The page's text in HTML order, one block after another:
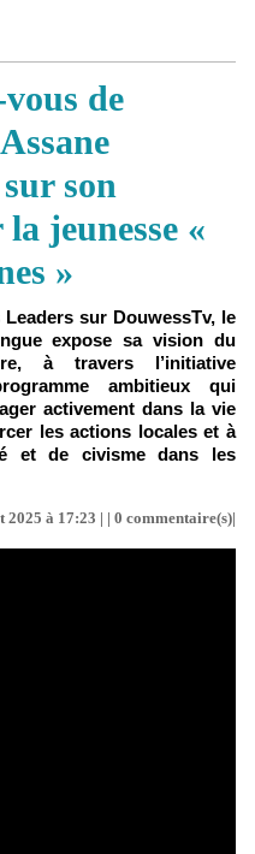
de
son
jeunesse «
»
sur DouwessTv, le
expose sa vision du
à travers l’initiative
ambitieux qui
activement dans la vie
les actions locales et à
et de civisme dans les
à 17:23 | | 0 commentaire(s)|